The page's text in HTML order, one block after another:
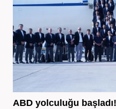
ABD yolculuğu